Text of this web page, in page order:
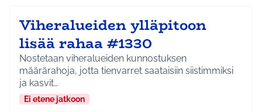
Viheralueiden ylläpitoon
lisää rahaa #1330
Nostetaan viheralueiden kunnostuksen
määrärahoja, jotta tienvarret saataisiin siistimmiksi
ja kasvit…
Ei etene jatkoon